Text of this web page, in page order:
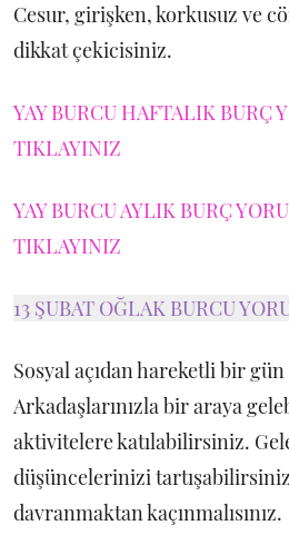
Cesur, girişken, korkusuz ve
dikkat çekicisiniz.
YAY BURCU HAFTALIK BURÇ
TIKLAYINIZ
YAY BURCU AYLIK BURÇ
TIKLAYINIZ
13 ŞUBAT OĞLAK BURCU
Sosyal açıdan hareketli bir
Arkadaşlarınızla bir araya
aktivitelere katılabilirsiniz.
düşüncelerinizi
davranmaktan kaçınmalısınız.